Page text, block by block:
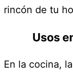
rincón de tu
Usos
En la cocina,